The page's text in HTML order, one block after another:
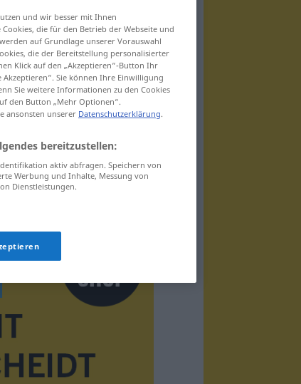
und wir besser mit Ihnen
die für den Betrieb der Webseite und
auf Grundlage unserer Vorauswahl
die der Bereitstellung personalisierter
Klick auf den „Akzeptieren“-Button Ihr
Sie können Ihre Einwilligung
Sie weitere Informationen zu den Cookies
den Button „Mehr Optionen“.
ansonsten unserer Datenschutzerklärung.
bereitzustellen:
aktiv abfragen. Speichern von
Werbung und Inhalte, Messung von
Dienstleistungen.